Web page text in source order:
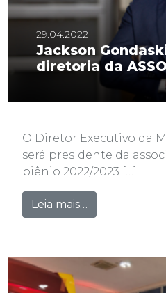
29.04.2022
Jackson
diretoria da
O Diretor Executivo da
será presidente da
biênio 2022/2023 […]
Leia mais…